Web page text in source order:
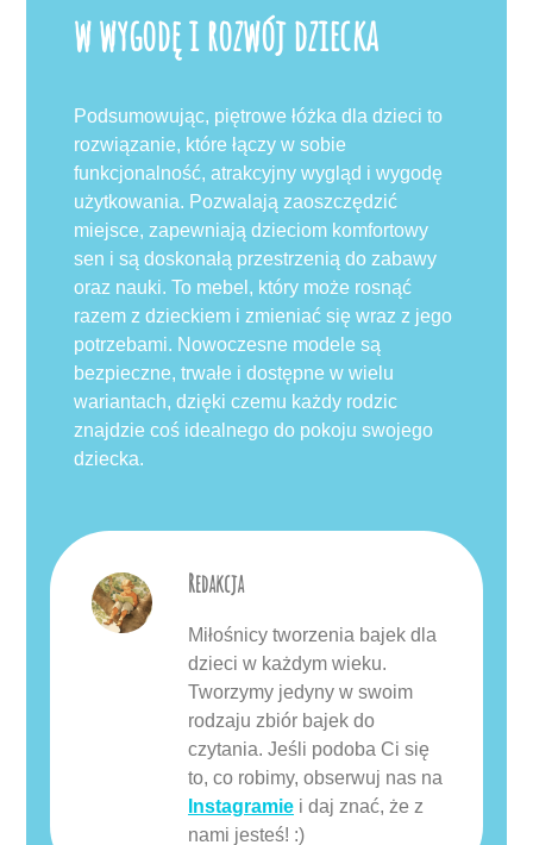
w wygodę i rozwój dziecka
Podsumowując, piętrowe łóżka dla dzieci to
rozwiązanie, które łączy w sobie
funkcjonalność, atrakcyjny wygląd i wygodę
użytkowania. Pozwalają zaoszczędzić
miejsce, zapewniają dzieciom komfortowy
sen i są doskonałą przestrzenią do zabawy
oraz nauki. To mebel, który może rosnąć
razem z dzieckiem i zmieniać się wraz z jego
potrzebami. Nowoczesne modele są
bezpieczne, trwałe i dostępne w wielu
wariantach, dzięki czemu każdy rodzic
znajdzie coś idealnego do pokoju swojego
dziecka.
Redakcja
Miłośnicy tworzenia bajek dla
dzieci w każdym wieku.
Tworzymy jedyny w swoim
rodzaju zbiór bajek do
czytania. Jeśli podoba Ci się
to, co robimy, obserwuj nas na
Instagramie i daj znać, że z
nami jesteś! :)